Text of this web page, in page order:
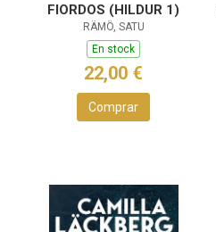
FIORDOS (HILDUR 1)
RÄMÖ, SATU
En stock
22,00 €
Comprar